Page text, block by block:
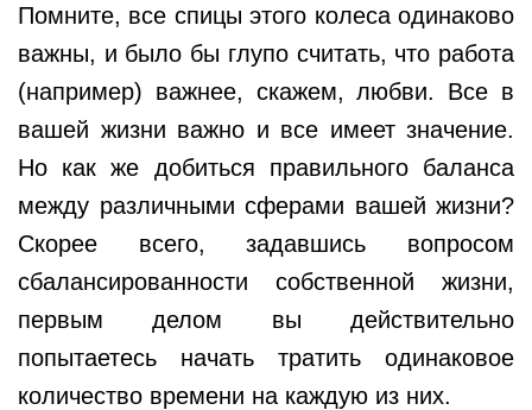
Помните, все спицы этого колеса одинаково
важны, и было бы глупо считать, что работа
(например) важнее, скажем, любви. Все в
вашей жизни важно и все имеет значение.
Но как же добиться правильного баланса
между различными сферами вашей жизни?
Скорее всего, задавшись вопросом
сбалансированности собственной жизни,
первым делом вы действительно
попытаетесь начать тратить одинаковое
количество времени на каждую из них.